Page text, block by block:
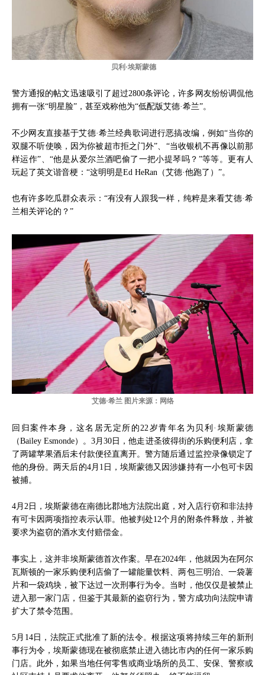
贝利·埃斯蒙德
警方通报的帖文迅速吸引了超过2800条评论，许多网友纷纷调侃他
拥有一张“明星脸”，甚至戏称他为“低配版艾德·希兰”。
不少网友直接基于艾德·希兰经典歌词进行恶搞改编，例如“当你的
双腿不听使唤，因为你被超市拒之门外”、“当收银机不再像以前那
样运作”、“他是从爱尔兰酒吧偷了一把小提琴吗？”等等。更有人
玩起了英文谐音梗：“这明明是Ed HeRan（艾德·他跑了）”。
也有许多吃瓜群众表示：“有没有人跟我一样，纯粹是来看艾德·希
兰相关评论的？”
艾德·希兰 图片来源：网络
回归案件本身，这名居无定所的22岁青年名为贝利·埃斯蒙德
（Bailey Esmonde）。3月30日，他走进圣彼得街的乐购便利店，拿
了两罐苹果酒后未付款便径直离开。警方随后通过监控录像锁定了
他的身份。两天后的4月1日，埃斯蒙德又因涉嫌持有一小包可卡因
被捕。
4月2日，埃斯蒙德在南德比郡地方法院出庭，对入店行窃和非法持
有可卡因两项指控表示认罪。他被判处12个月的附条件释放，并被
要求为盗窃的酒水支付赔偿金。
事实上，这并非埃斯蒙德首次作案。早在2024年，他就因为在阿尔
瓦斯顿的一家乐购便利店偷了一罐能量饮料、两包三明治、一袋薯
片和一袋鸡块，被下达过一次刑事行为令。当时，他仅仅是被禁止
进入那一家门店，但鉴于其最新的盗窃行为，警方成功向法院申请
扩大了禁令范围。
5月14日，法院正式批准了新的法令。根据这项将持续三年的新刑
事行为令，埃斯蒙德现在被彻底禁止进入德比市内的任何一家乐购
门店。此外，如果当地任何零售或商业场所的员工、安保、警察或